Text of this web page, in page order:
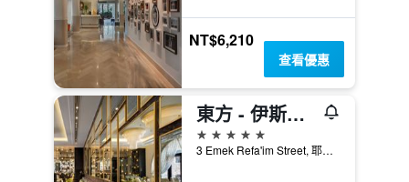
NT$6,210
查看優惠
東方 - 伊斯羅泰尊爵飯店
5星級
3 Emek Refa'im Street, 耶路撒冷, Jerusalem District, 以色列